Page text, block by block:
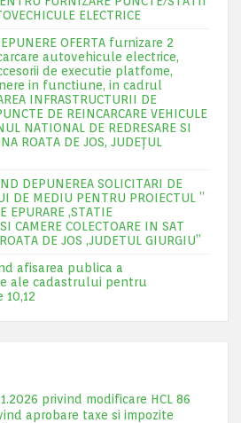
ELECTRICE
OFERTA furnizare 2
autovehicule electrice,
de executie platfome,
in functiune, in cadrul
INFRASTRUCTURII DE
DE REINCARCARE VEHICULE
NATIONAL DE REDRESARE SI
ROATA DE JOS, JUDEŢUL
DEPUNEREA SOLICITARI DE
DE MEDIU PENTRU PROIECTUL ”
EPURARE ,STATIE
CAMERE COLECTOARE IN SAT
DE JOS ,JUDETUL GIURGIU”
afisarea publica a
ale cadastrului pentru
privind modificare HCL 86
aprobare taxe si impozite